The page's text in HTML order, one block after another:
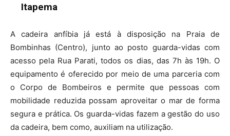
Itapema
A cadeira anfíbia já está à disposição na Praia de
Bombinhas (Centro), junto ao posto guarda-vidas com
acesso pela Rua Parati, todos os dias, das 7h às 19h. O
equipamento é oferecido por meio de uma parceria com
o Corpo de Bombeiros e permite que pessoas com
mobilidade reduzida possam aproveitar o mar de forma
segura e prática. Os guarda-vidas fazem a gestão do uso
da cadeira, bem como, auxiliam na utilização.